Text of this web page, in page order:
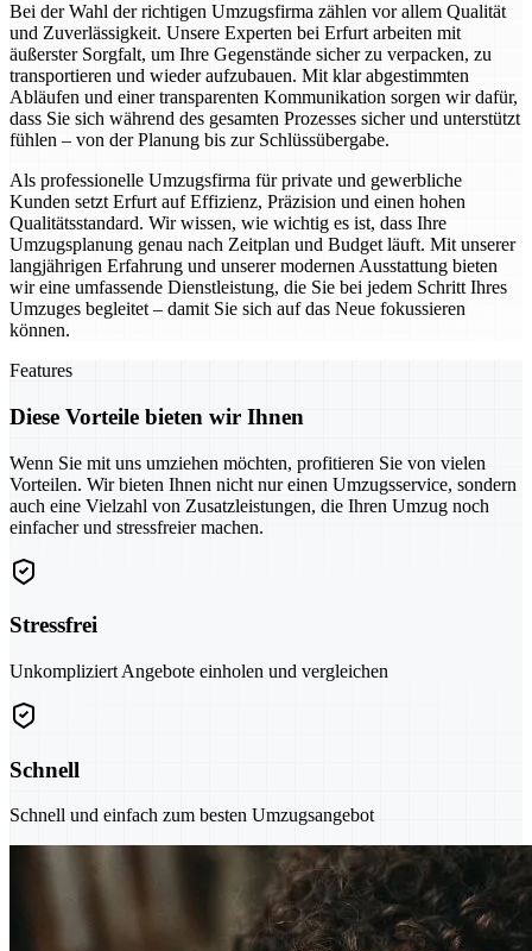
Bei der Wahl der richtigen Umzugsfirma zählen vor allem Qualität
und Zuverlässigkeit. Unsere Experten bei Erfurt arbeiten mit
äußerster Sorgfalt, um Ihre Gegenstände sicher zu verpacken, zu
transportieren und wieder aufzubauen. Mit klar abgestimmten
Abläufen und einer transparenten Kommunikation sorgen wir dafür,
dass Sie sich während des gesamten Prozesses sicher und unterstützt
fühlen – von der Planung bis zur Schlüssübergabe.
Als professionelle Umzugsfirma für private und gewerbliche
Kunden setzt Erfurt auf Effizienz, Präzision und einen hohen
Qualitätsstandard. Wir wissen, wie wichtig es ist, dass Ihre
Umzugsplanung genau nach Zeitplan und Budget läuft. Mit unserer
langjährigen Erfahrung und unserer modernen Ausstattung bieten
wir eine umfassende Dienstleistung, die Sie bei jedem Schritt Ihres
Umzuges begleitet – damit Sie sich auf das Neue fokussieren
können.
Features
Diese Vorteile bieten wir Ihnen
Wenn Sie mit uns umziehen möchten, profitieren Sie von vielen
Vorteilen. Wir bieten Ihnen nicht nur einen Umzugsservice, sondern
auch eine Vielzahl von Zusatzleistungen, die Ihren Umzug noch
einfacher und stressfreier machen.
Stressfrei
Unkompliziert Angebote einholen und vergleichen
Schnell
Schnell und einfach zum besten Umzugsangebot